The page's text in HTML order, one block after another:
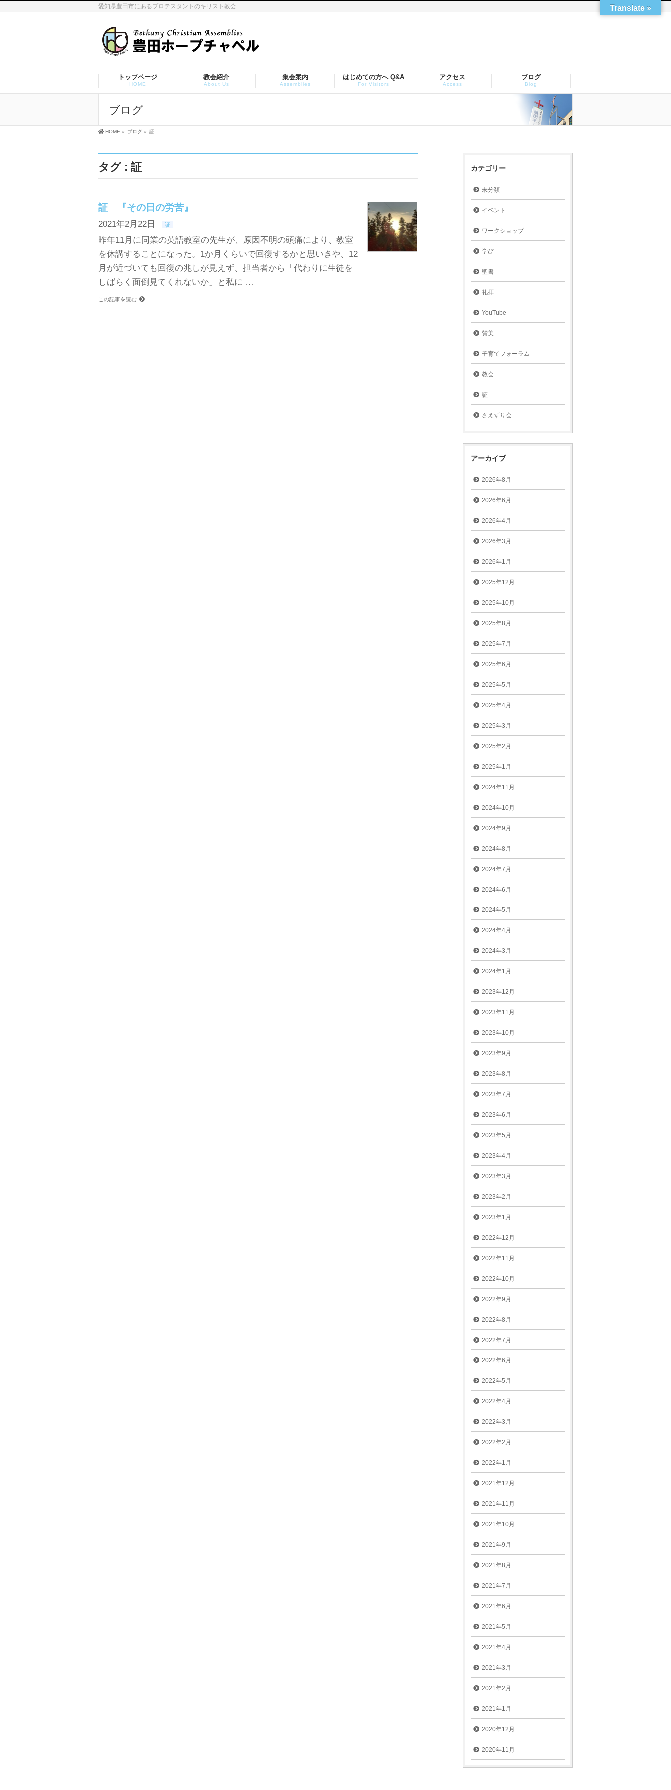
愛知県豊田市にあるプロテスタントのキリスト教会
トップページ
HOME
教会紹介
About Us
集会案内
Assemblies
はじめての方へ Q&A
For Visitors
アクセス
Access
ブログ
Blog
ブログ
HOME » ブログ » 証
タグ : 証
証 『その日の労苦』
2021年2月22日 証
昨年11月に同業の英語教室の先生が、原因不明の頭痛により、教室
を休講することになった。1か月くらいで回復するかと思いきや、12
月が近づいても回復の兆しが見えず、担当者から「代わりに生徒を
しばらく面倒見てくれないか」と私に …
この記事を読む
カテゴリー
未分類
イベント
ワークショップ
学び
聖書
礼拝
YouTube
賛美
子育てフォーラム
教会
証
さえずり会
アーカイブ
2026年8月
2026年6月
2026年4月
2026年3月
2026年1月
2025年12月
2025年10月
2025年8月
2025年7月
2025年6月
2025年5月
2025年4月
2025年3月
2025年2月
2025年1月
2024年11月
2024年10月
2024年9月
2024年8月
2024年7月
2024年6月
2024年5月
2024年4月
2024年3月
2024年1月
2023年12月
2023年11月
2023年10月
2023年9月
2023年8月
2023年7月
2023年6月
2023年5月
2023年4月
2023年3月
2023年2月
2023年1月
2022年12月
2022年11月
2022年10月
2022年9月
2022年8月
2022年7月
2022年6月
2022年5月
2022年4月
2022年3月
2022年2月
2022年1月
2021年12月
2021年11月
2021年10月
2021年9月
2021年8月
2021年7月
2021年6月
2021年5月
2021年4月
2021年3月
2021年2月
2021年1月
2020年12月
2020年11月
Translate »